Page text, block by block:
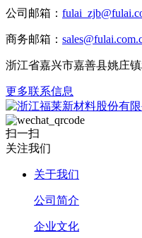
公司邮箱：
商务邮箱：
浙江省嘉兴市嘉善县姚庄
更多联系信息
扫一扫
关注我们
关于我们
公司简介
企业文化